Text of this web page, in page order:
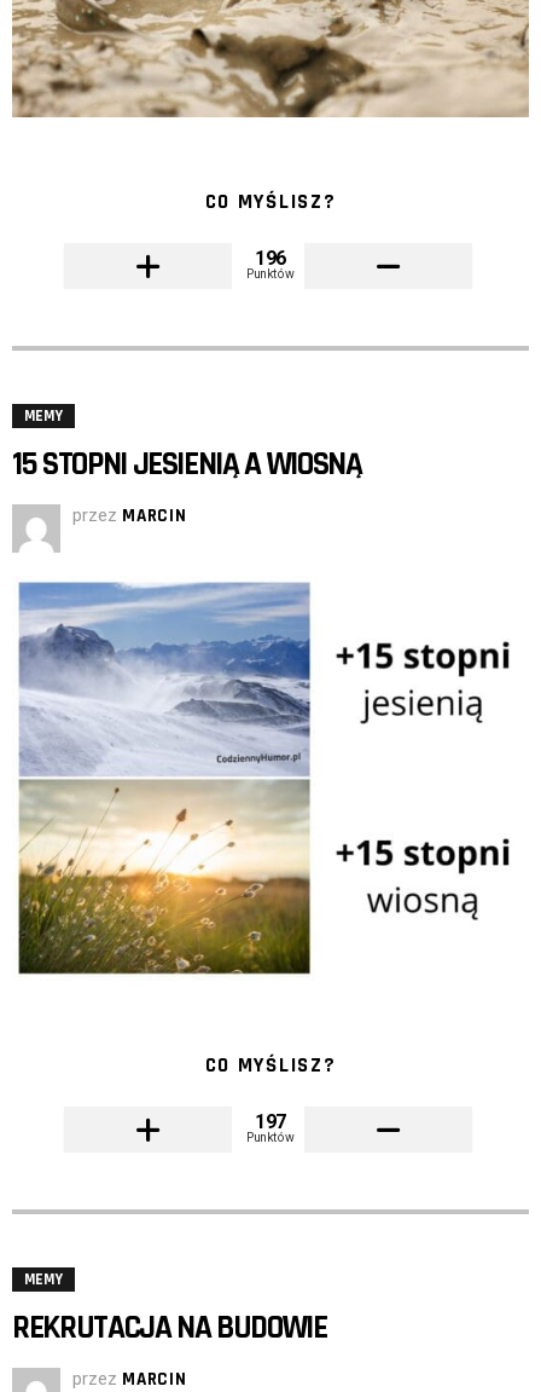
CO MYŚLISZ?
196
Punktów
MEMY
15 STOPNI JESIENIĄ A WIOSNĄ
przez MARCIN
CO MYŚLISZ?
197
Punktów
MEMY
REKRUTACJA NA BUDOWIE
przez MARCIN